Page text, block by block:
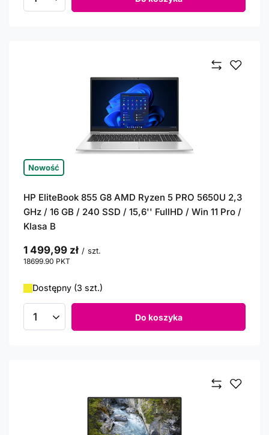
Ilość produktów
Nowość
HP EliteBook 855 G8 AMD Ryzen 5 PRO 5650U 2,3
GHz / 16 GB / 240 SSD / 15,6'' FullHD / Win 11 Pro /
Klasa B
1 499,99 zł / szt.
18699.90 PKT
Dostępny (3 szt.)
Ilość produktów Do koszyka